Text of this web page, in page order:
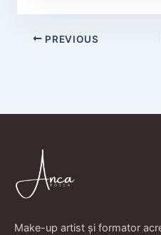
PREVIOUS
Make-up artist și formator